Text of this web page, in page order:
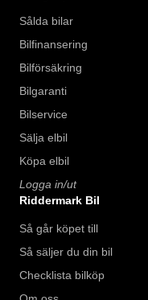
Sålda bilar
Bilfinansering
Bilförsäkring
Bilgaranti
Bilservice
Sälja elbil
Köpa elbil
Logga in/ut
Riddermark Bil
Så går köpet till
Så säljer du din bil
Checklista bilköp